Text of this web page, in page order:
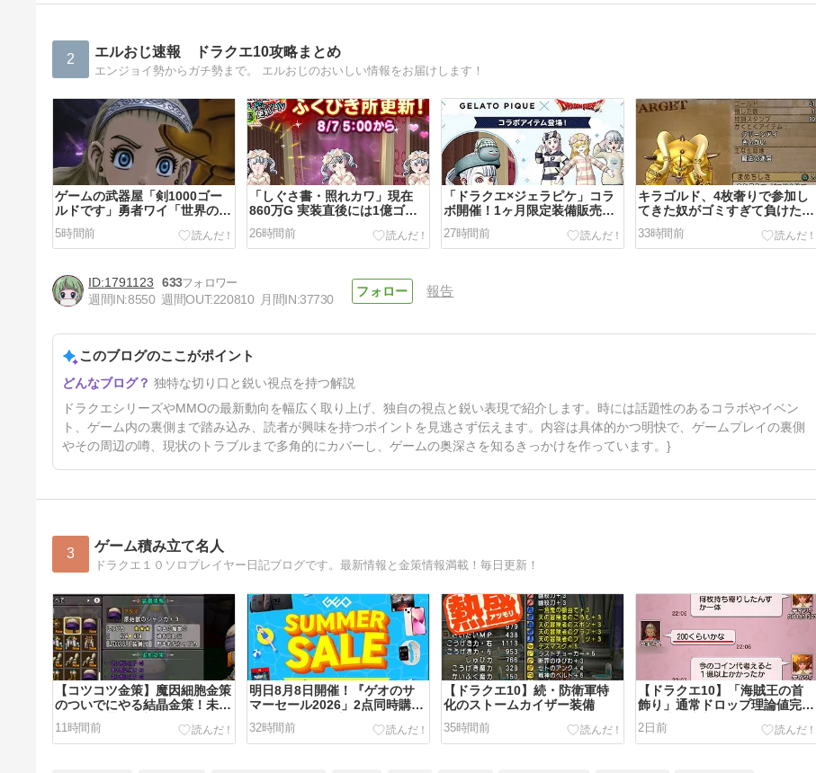
2 エルおじ速報 ドラクエ10攻略まとめ
エンジョイ勢からガチ勢まで。 エルおじのおいしい情報をお届けします！
ゲームの武器屋「剣1000ゴー
ルドです」勇者ワイ「世界の危
機なんやけど」
5時間前
「しぐさ書・照れカワ」現在
860万G 実装直後には1億ゴー
ルドで売買成立したらしい
26時間前
「ドラクエ×ジェラピケ」コラ
ボ開催！1ヶ月限定装備販売＆
無料プレゼント（9月3日
（木）10:59まで）
27時間前
キラゴルド、4枚奢りで参加し
てきた奴がゴミすぎて負けた…
誰も身代わり入れてないし…
250万損した…ほんと最悪だ
わ…
33時間前
ドラえもんの作中に“ドラテ
ン”が登場してしまう
2日前
1791123
633
週間IN:8550 週間OUT:220810 月間IN:37730
報告
このブログのここがポイント
独特な切り口と鋭い視点を持つ解説
ドラクエシリーズやMMOの最新動向を幅広く取り上げ、独自の視点と鋭い表現で紹介します。時には話題性のあるコラボやイベン
ト、ゲーム内の裏側まで踏み込み、読者が興味を持つポイントを見逃さず伝えます。内容は具体的かつ明快で、ゲームプレイの裏側
やその周辺の噂、現状のトラブルまで多角的にカバーし、ゲームの奥深さを知るきっかけを作っています。}
3 ゲーム積み立て名人
ドラクエ１０ソロプレイヤー日記ブログです。最新情報と金策情報満載！毎日更新！
【コツコツ金策】魔因細胞金策
のついでにやる結晶金策！未錬
金の結晶装備に初級錬金つける
作業で+５０万G
11時間前
明日8月8日開催！『ゲオのサ
マーセール2026」2点同時購入
で500円引き！注目はswitch版
「ドラクエⅠ＆Ⅱ」3,480円！
32時間前
【ドラクエ10】続・防衛軍特
化のストームカイザー装備
35時間前
【ドラクエ10】「海賊王の首
飾り」通常ドロップ理論値完成
に１億G以上かかる模様！！今
はとりあえずいい通ドロ腕が欲
しい！
2日前